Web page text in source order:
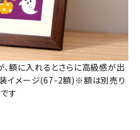
額に入れるとさらに高級感が出
イメージ(67-2額)※額は別売り
です